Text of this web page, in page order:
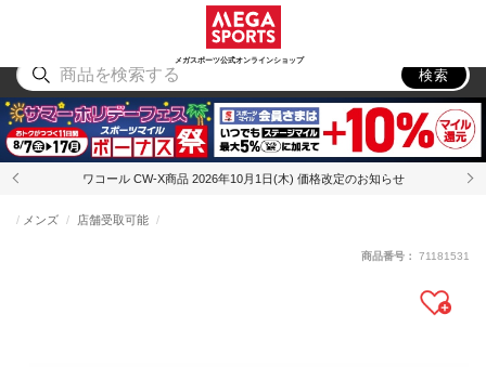
メガスポーツ公式オンラインショップ
アウトドア
検索
ワコール CW-X商品 2026年10月1日(木) 価格改定のお知らせ
メンズ 店舗受取可能
商品番号： 71181531